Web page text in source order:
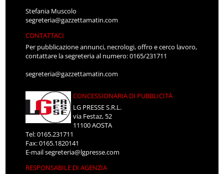
Stefania Muscolo
segreteria@gazzettamatin.com
CONTATTACI
Per pubblicazione annunci, necrologi, offro e cerco lavoro,
contattare la segreteria al numero: 0165/231711
segreteria@gazzettamatin.com
CONCESSIONARIA DI PUBBLICITÀ
LG PRESSE S.R.L.
via Festaz, 52
11100 AOSTA
Tel: 0165.231711
Fax: 0165.1820141
E-mailsegreteria@lgpresse.com
RESPONSABILE DI AGENZIA